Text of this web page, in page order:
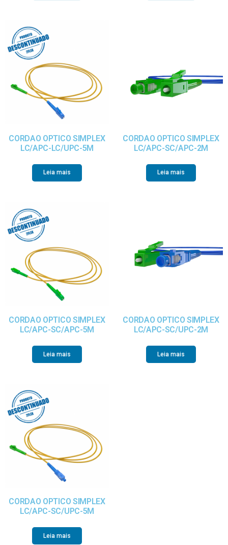
CORDAO OPTICO SIMPLEX
LC/APC-LC/UPC-5M
Leia mais
CORDAO OPTICO SIMPLEX
LC/APC-SC/APC-2M
Leia mais
CORDAO OPTICO SIMPLEX
LC/APC-SC/APC-5M
Leia mais
CORDAO OPTICO SIMPLEX
LC/APC-SC/UPC-2M
Leia mais
CORDAO OPTICO SIMPLEX
LC/APC-SC/UPC-5M
Leia mais